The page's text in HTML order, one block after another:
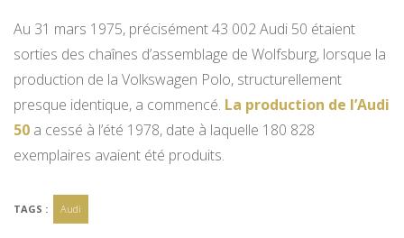
Au 31 mars 1975, précisément 43 002 Audi 50 étaient
sorties des chaînes d’assemblage de Wolfsburg, lorsque la
production de la Volkswagen Polo, structurellement
presque identique, a commencé. La production de l’Audi
50 a cessé à l’été 1978, date à laquelle 180 828
exemplaires avaient été produits.
TAGS : Audi